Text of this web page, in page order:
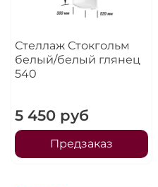
Стеллаж Стокгольм
белый/белый глянец
540
5 450 руб
Предзаказ